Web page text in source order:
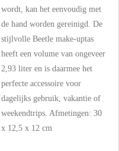
wordt, kan het eenvoudig met
de hand worden gereinigd. De
stijlvolle Beetle make-uptas
heeft een volume van ongeveer
2,93 liter en is daarmee het
perfecte accessoire voor
dagelijks gebruik, vakantie of
weekendtrips. Afmetingen: 30
x 12,5 x 12 cm